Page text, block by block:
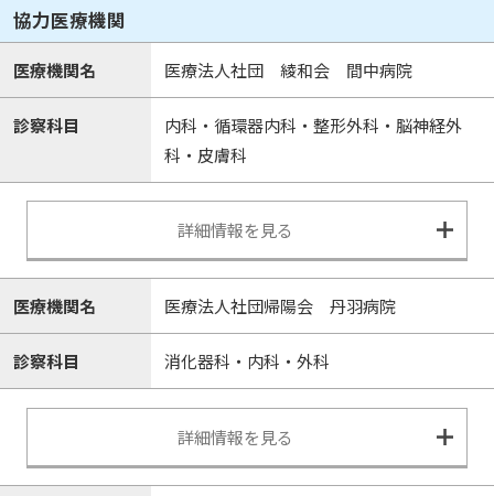
協力医療機関
医療機関名 医療法人社団 綾和会 間中病院
診察科目
内科・循環器内科・整形外科・脳神経外
科・皮膚科
詳細情報を見る
医療機関名 医療法人社団帰陽会 丹羽病院
診察科目 消化器科・内科・外科
詳細情報を見る